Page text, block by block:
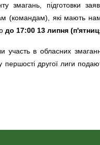
змагань, підготовки
(командам), які мають
до 17:00 13 липня
участь в обласних
другої лиги